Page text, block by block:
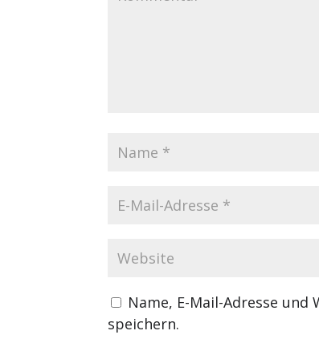
Name, E-Mail-Adresse
speichern.